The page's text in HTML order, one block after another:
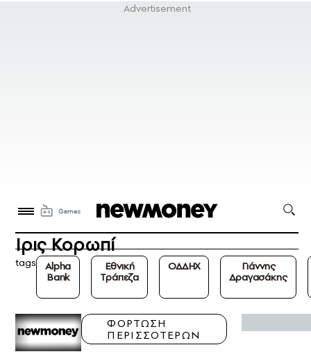
Ιρις Κορωπί
tags
Alpha
Bank
Εθνική
Τράπεζα
ΟΔΔΗΧ
Γιάννης
Δραγασάκης
ΦΟΡΤΩΣΗ
ΠΕΡΙΣΣΟΤΕΡΩΝ